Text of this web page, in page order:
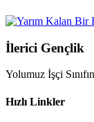
İlerici Gençlik
Yolumuz İşçi
Hızlı Linkler